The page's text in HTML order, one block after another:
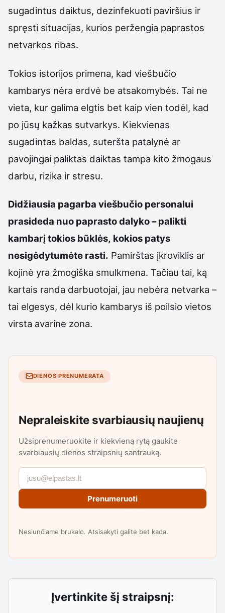
sugadintus daiktus, dezinfekuoti paviršius ir
spręsti situacijas, kurios peržengia paprastos
netvarkos ribas.
Tokios istorijos primena, kad viešbučio
kambarys nėra erdvė be atsakomybės. Tai ne
vieta, kur galima elgtis bet kaip vien todėl, kad
po jūsų kažkas sutvarkys. Kiekvienas
sugadintas baldas, suteršta patalynė ar
pavojingai paliktas daiktas tampa kito žmogaus
darbu, rizika ir stresu.
Didžiausia pagarba viešbučio personalui
prasideda nuo paprasto dalyko – palikti
kambarį tokios būklės, kokios patys
nesigėdytumėte rasti. Pamirštas įkroviklis ar
kojinė yra žmogiška smulkmena. Tačiau tai, ką
kartais randa darbuotojai, jau nebėra netvarka –
tai elgesys, dėl kurio kambarys iš poilsio vietos
virsta avarine zona.
DIENOS PRENUMERATA
Nepraleiskite svarbiausių naujienų
Užsiprenumeruokite ir kiekvieną rytą gaukite
svarbiausių dienos straipsnių santrauką.
Prenumeruoti
Nesiunčiame brukalo. Atsisakyti galite bet kada.
Įvertinkite šį straipsnį: